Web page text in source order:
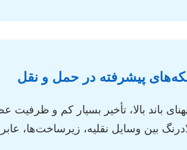
بین وسایل نقلیه، زیرساخت‌ها،